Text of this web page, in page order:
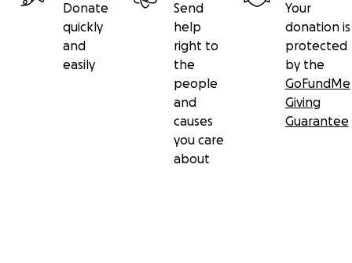
Donate
quickly
and
easily
Send
help
right to
the
people
and
causes
you care
about
Your
donation is
protected
by the
GoFundMe
Giving
Guarantee